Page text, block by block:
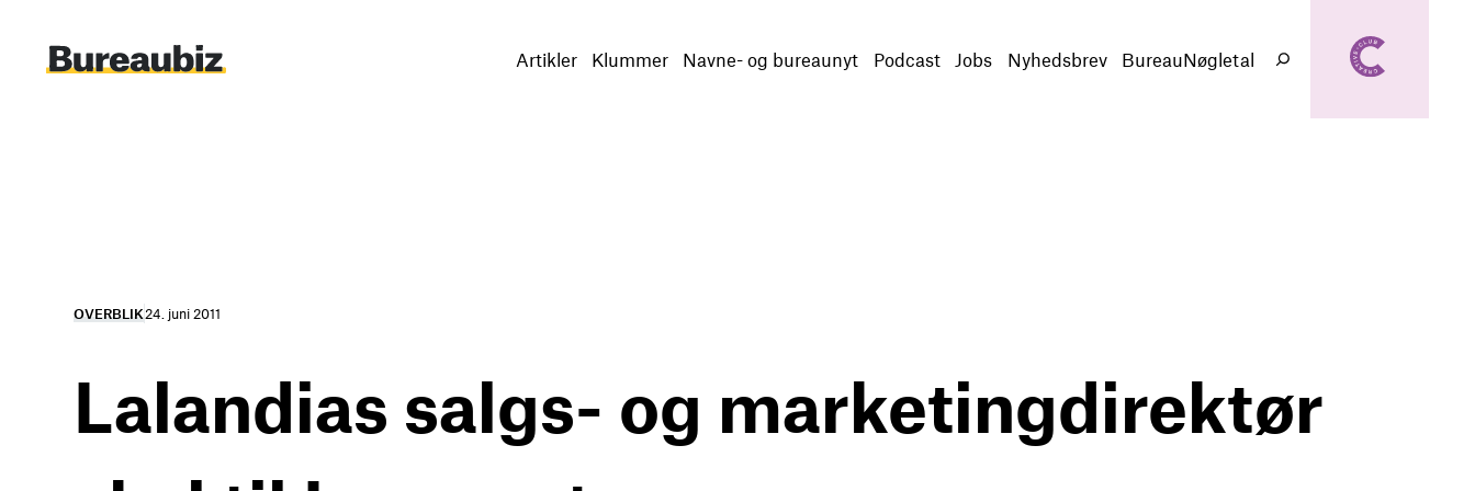
indhold
Artikler Klummer Navne- og bureaunyt Podcast Jobs Nyhedsbrev BureauNøgletal
Søg
OVERBLIK24. juni 2011
Lalandias salgs- og marketingdirektør